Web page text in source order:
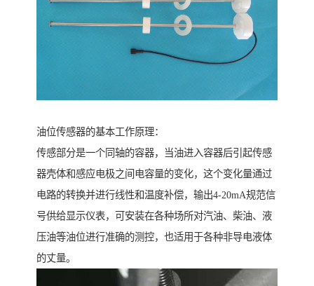
油位传感器的基本工作原理：
传感部分是一个同轴的容器，当油进入容器后引起传感
器壳体和感应电极之间电容量的变化，这个变化量通过
电路的转换并进行线性和温度补偿，输出4-20mA规范信
号供给显示仪表，可安装在各种场所对汽油、柴油、液
压油等油位进行准确的测控，也适用于各种非导电液体
的丈量。